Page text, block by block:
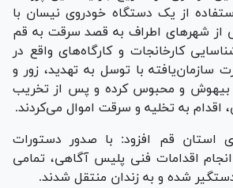
از یک دستگاه خودروی نیسان با
از شهر‌های اطراف به قصد سرقت به قم
کارخانجات و کارگاه‌های واقع در
سازمان‌یافته با توسل به تهدید، زور و
بیهوش و محبوس کرده و پس از تخریب
به تخلیه و سرقت اموال می‌کردند.
استان قم افزود: با صدور دستورات
اقدامات فنی پلیس آگاهی، تمامی
شده و به زندان منتقل شدند.